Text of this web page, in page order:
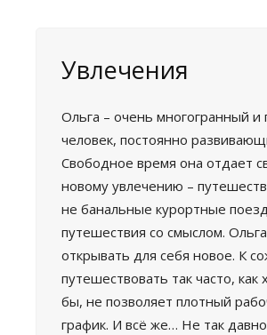
Увлечения
Ольга – очень многогранный и
человек, постоянно
Свободное время она отдает
новому увлечению –
не банальные курортные
путешествия со смыслом.
открывать для себя новое. К
путешествовать так часто, как
бы, не позволяет плотный
график. И всё же… Не так